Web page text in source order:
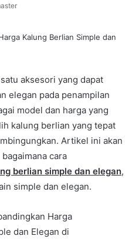
aksesori yang dapat
elegan pada penampilan
model dan harga yang
kalung berlian yang tepat
Artikel ini akan
cara
berlian simple dan elegan,
simple dan elegan.